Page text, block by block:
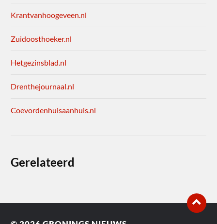
Krantvanhoogeveen.nl
Zuidoosthoeker.nl
Hetgezinsblad.nl
Drenthejournaal.nl
Coevordenhuisaanhuis.nl
Gerelateerd